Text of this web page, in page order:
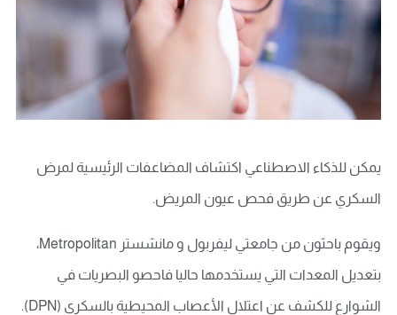
يمكن للذكاء الاصطناعي اكتشاف المضاعفات الرئيسية لمرض
السكري عن طريق فحص عيون المريض.
ويقوم باحثون من جامعتي ليفربول و مانشستر Metropolitan،
بتعديل المعدات التي يستخدمها حاليا فاحصو البصريات في
الشوارع للكشف عن اعتلال الأعصاب المحيطية بالسكري (DPN).